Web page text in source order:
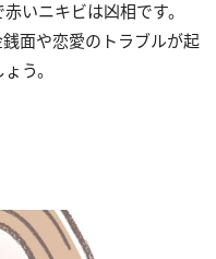
いニキビは凶相です。
面や恋愛のトラブルが起
う。